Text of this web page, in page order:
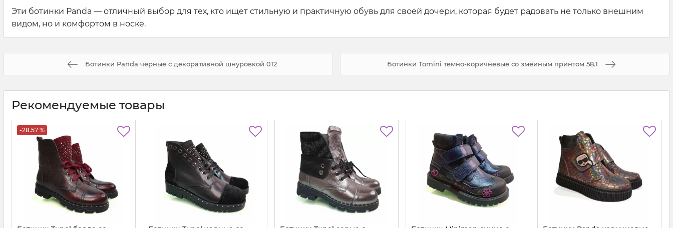
Эти ботинки Panda — отличный выбор для тех, кто ищет стильную и практичную обувь для своей дочери, которая будет радовать не только внешним
видом, но и комфортом в носке.
Ботинки Panda черные с декоративной шнуровкой 012 Ботинки Tomini темно-коричневые со змеиным принтом 58.1
Рекомендуемые товары
-28.57 %